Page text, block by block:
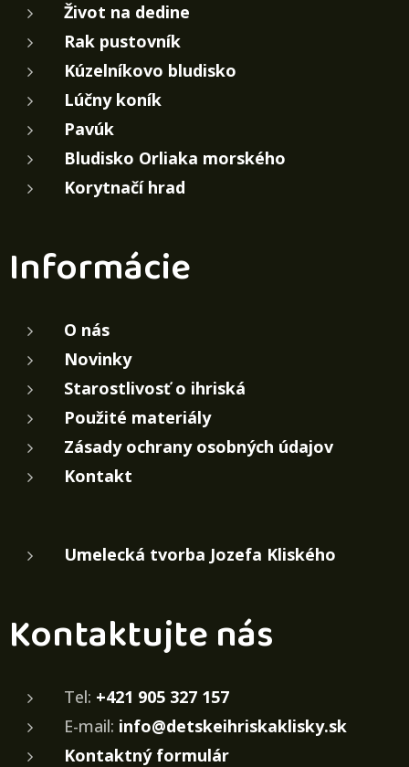
Život na dedine
Rak pustovník
Kúzelníkovo bludisko
Lúčny koník
Pavúk
Bludisko Orliaka morského
Korytnačí hrad
Informácie
O nás
Novinky
Starostlivosť o ihriská
Použité materiály
Zásady ochrany osobných údajov
Kontakt
Umelecká tvorba Jozefa Kliského
Kontaktujte nás
Tel: +421 905 327 157
E-mail: info@detskeihriskaklisky.sk
Kontaktný formulár